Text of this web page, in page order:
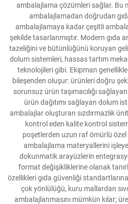
Tasarım Örnekleri
Hizmet
Haberler
Bize Ulaşın
ambalajlama çözümleri sağlar. Bu
ambalajlamadan doğrudan
ambalajlamaya kadar çeşitli
şekilde tasarlanmıştır. Modern gıda
tazeliğini ve bütünlüğünü koruyan
dolum sistemleri, hassas tartım
teknolojileri gibi. Ekipman
bileşenden oluşur: ürünleri doğru
sorunsuz ürün taşımacılığı
ürün dağıtımı sağlayan dolum
ambalajlar oluşturan sızdırmazlık
kontrol eden kalite kontrol
poşetlerden uzun raf ömürlü
ambalajlama materyallerini
dokunmatik arayüzlerin
format değişikliklerine olanak
özellikleri gıda güvenliği
çok yönlülüğü, kuru mallardan
ambalajlanmasını mümkün kılar;